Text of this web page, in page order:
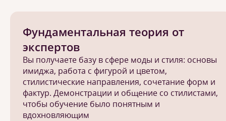
Фундаментальная теория от
экспертов
Вы получаете базу в сфере моды и стиля: основы
имиджа, работа с фигурой и цветом,
стилистические направления, сочетание форм и
фактур. Демонстрации и общение со стилистами,
чтобы обучение было понятным и
вдохновляющим